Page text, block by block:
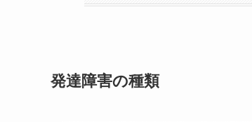
発達障害の種類